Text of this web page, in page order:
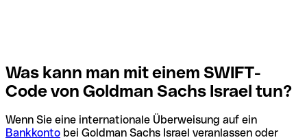
Was kann man mit einem SWIFT-
Code von Goldman Sachs Israel tun?
Wenn Sie eine internationale Überweisung auf ein
Bankkonto bei Goldman Sachs Israel veranlassen oder